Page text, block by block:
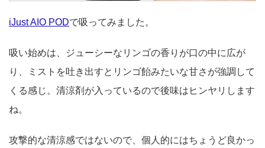
iJust AIO PODで吸ってみました。
吸い始めは、ジューシーなリンゴの香りが口の中に広が
り、ミストを吐き出すとリンゴ飴みたいな甘さが強調して
くる感じ。清涼剤が入っているので後味はヒンヤリします
ね。
攻撃的な清涼感ではないので、個人的にはちょうど良かっ